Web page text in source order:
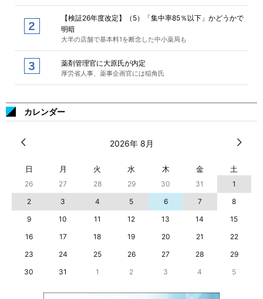
【検証26年度改定】（5）「集中率85％以下」かどうかで
明暗
大半の店舗で基本料1を断念した中小薬局も
薬剤管理官に大原氏が内定
厚労省人事、薬事企画官には稲角氏
カレンダー
2026年 8月
日 月 火 水 木 金 土
26 27 28 29 30 31
1
2
3 4 5 6 7
8
9
10 11 12 13 14
15
16
17 18 19 20 21
22
23
24 25 26 27 28
29
30
31 1 2 3 4 5